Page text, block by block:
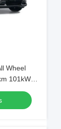
Wheel
101kWh